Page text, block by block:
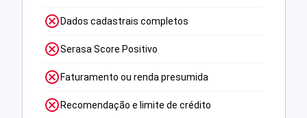
Dados cadastrais completos
Serasa Score Positivo
Faturamento ou renda presumida
Recomendação e limite de crédito